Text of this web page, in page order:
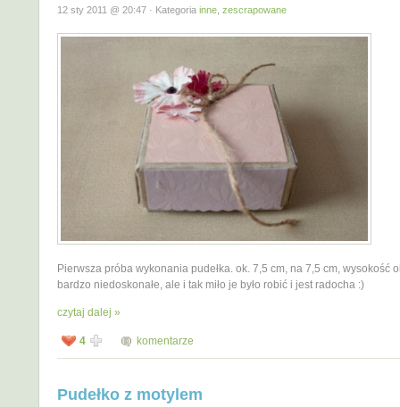
12 sty 2011 @ 20:47 · Kategoria inne zescrapowane
Pierwsza próba wykonania pudełka. ok. 7,5 cm, na 7,5 cm, wysokość
bardzo niedoskonałe, ale i tak miło je było robić i jest radocha :)
czytaj dalej »
4 komentarze
Pudełko z motylem